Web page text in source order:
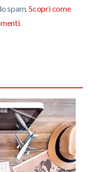
spam.Scopri come
.